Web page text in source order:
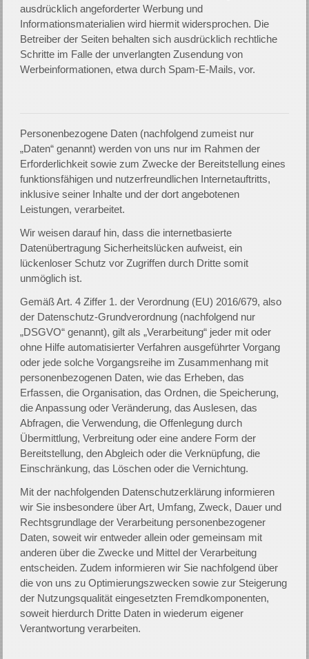
ausdrücklich angeforderter Werbung und
Informationsmaterialien wird hiermit widersprochen. Die
Betreiber der Seiten behalten sich ausdrücklich rechtliche
Schritte im Falle der unverlangten Zusendung von
Werbeinformationen, etwa durch Spam-E-Mails, vor.
Personenbezogene Daten (nachfolgend zumeist nur
„Daten“ genannt) werden von uns nur im Rahmen der
Erforderlichkeit sowie zum Zwecke der Bereitstellung eines
funktionsfähigen und nutzerfreundlichen Internetauftritts,
inklusive seiner Inhalte und der dort angebotenen
Leistungen, verarbeitet.
Wir weisen darauf hin, dass die internetbasierte
Datenübertragung Sicherheitslücken aufweist, ein
lückenloser Schutz vor Zugriffen durch Dritte somit
unmöglich ist.
Gemäß Art. 4 Ziffer 1. der Verordnung (EU) 2016/679, also
der Datenschutz-Grundverordnung (nachfolgend nur
„DSGVO“ genannt), gilt als „Verarbeitung“ jeder mit oder
ohne Hilfe automatisierter Verfahren ausgeführter Vorgang
oder jede solche Vorgangsreihe im Zusammenhang mit
personenbezogenen Daten, wie das Erheben, das
Erfassen, die Organisation, das Ordnen, die Speicherung,
die Anpassung oder Veränderung, das Auslesen, das
Abfragen, die Verwendung, die Offenlegung durch
Übermittlung, Verbreitung oder eine andere Form der
Bereitstellung, den Abgleich oder die Verknüpfung, die
Einschränkung, das Löschen oder die Vernichtung.
Mit der nachfolgenden Datenschutzerklärung informieren
wir Sie insbesondere über Art, Umfang, Zweck, Dauer und
Rechtsgrundlage der Verarbeitung personenbezogener
Daten, soweit wir entweder allein oder gemeinsam mit
anderen über die Zwecke und Mittel der Verarbeitung
entscheiden. Zudem informieren wir Sie nachfolgend über
die von uns zu Optimierungszwecken sowie zur Steigerung
der Nutzungsqualität eingesetzten Fremdkomponenten,
soweit hierdurch Dritte Daten in wiederum eigener
Verantwortung verarbeiten.